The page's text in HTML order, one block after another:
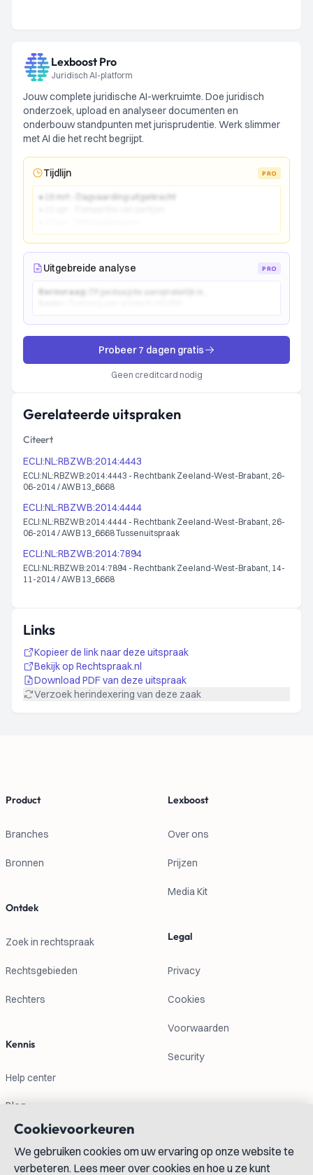
Lexboost Pro
Juridisch AI-platform
Jouw complete juridische AI-werkruimte. Doe juridisch
onderzoek, upload en analyseer documenten en
onderbouw standpunten met jurisprudentie. Werk slimmer
met AI die het recht begrijpt.
Tijdlijn PRO
● 15 mrt - Dagvaarding uitgebracht
Uitgebreide analyse PRO
Kernvraag:
Probeer 7 dagen gratis
Geen creditcard nodig
Gerelateerde uitspraken
Citeert
ECLI:NL:RBZWB:2014:4443
ECLI:NL:RBZWB:2014:4443 - Rechtbank Zeeland-West-Brabant, 26-
06-2014 / AWB 13_6668
ECLI:NL:RBZWB:2014:4444
ECLI:NL:RBZWB:2014:4444 - Rechtbank Zeeland-West-Brabant, 26-
06-2014 / AWB 13_6668 Tussenuitspraak
ECLI:NL:RBZWB:2014:7894
ECLI:NL:RBZWB:2014:7894 - Rechtbank Zeeland-West-Brabant, 14-
11-2014 / AWB 13_6668
Links
Kopieer de link naar deze uitspraak
Bekijk op Rechtspraak.nl
Download PDF van deze uitspraak
Verzoek herindexering van deze zaak
Product
Branches
Bronnen
Ontdek
Zoek in rechtspraak
Rechtsgebieden
Rechters
Kennis
Help center
Blog
Lexboost
Over ons
Prijzen
Media Kit
Legal
Privacy
Cookies
Voorwaarden
Security
Contactgegevens
Cookievoorkeuren
We gebruiken cookies om uw ervaring op onze website te
verbeteren. Lees meer over cookies en hoe u ze kunt